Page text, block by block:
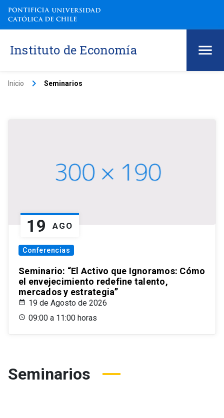
Instituto de Economía
Inicio keyboard_arrow_right Seminarios
19 AGO
Conferencias
Seminario: “El Activo que Ignoramos: Cómo
el envejecimiento redefine talento,
mercados y estrategia”
19 de Agosto de 2026
09:00 a 11:00 horas
Seminarios